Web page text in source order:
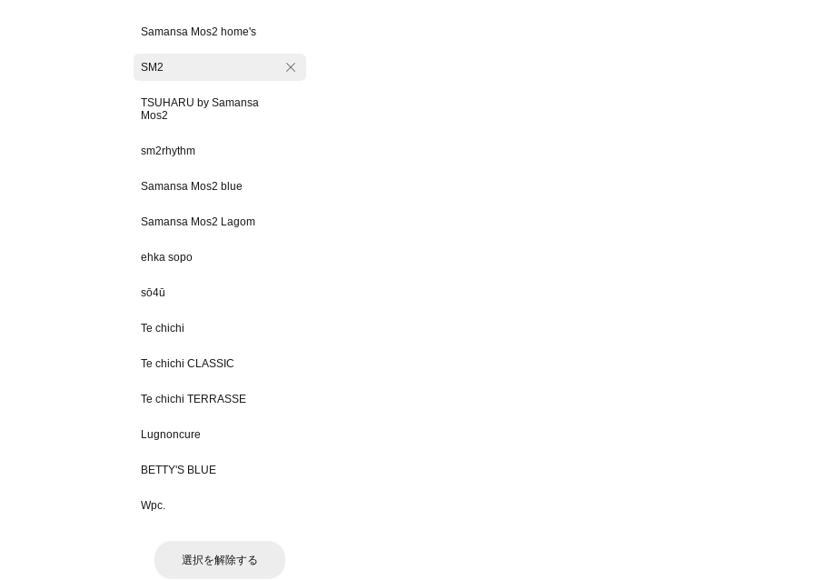
Samansa Mos2 home's
SM2
TSUHARU by Samansa
Mos2
sm2rhythm
Samansa Mos2 blue
Samansa Mos2 Lagom
ehka sopo
sō4ū
Te chichi
Te chichi CLASSIC
Te chichi TERRASSE
Lugnoncure
BETTY'S BLUE
Wpc.
選択を解除する